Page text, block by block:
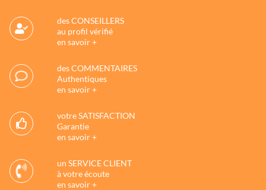
des CONSEILLERS
au profil vérifié
en savoir +
des COMMENTAIRES
Authentiques
en savoir +
votre SATISFACTION
Garantie
en savoir +
un SERVICE CLIENT
à votre écoute
en savoir +